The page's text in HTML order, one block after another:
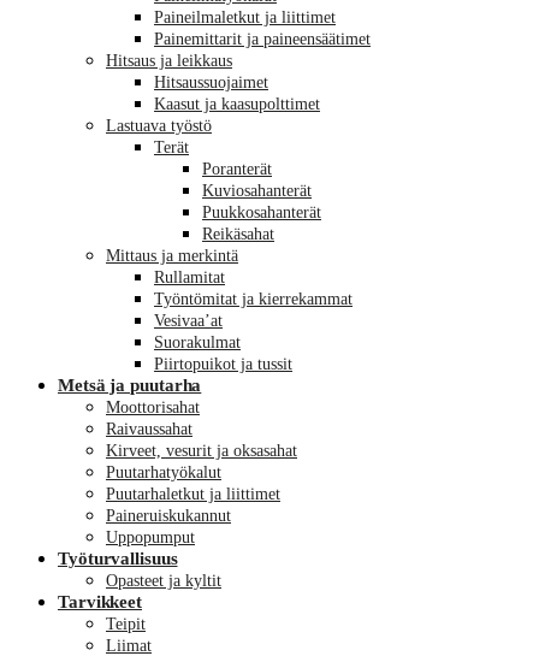
Paineilmaletkut ja liittimet
Painemittarit ja paineensäätimet
Hitsaus ja leikkaus
Hitsaussuojaimet
Kaasut ja kaasupolttimet
Lastuava työstö
Terät
Poranterät
Kuviosahanterät
Puukkosahanterät
Reikäsahat
Mittaus ja merkintä
Rullamitat
Työntömitat ja kierrekammat
Vesivaa’at
Suorakulmat
Piirtopuikot ja tussit
Metsä ja puutarha
Moottorisahat
Raivaussahat
Kirveet, vesurit ja oksasahat
Puutarhatyökalut
Puutarhaletkut ja liittimet
Paineruiskukannut
Uppopumput
Työturvallisuus
Opasteet ja kyltit
Tarvikkeet
Teipit
Liimat